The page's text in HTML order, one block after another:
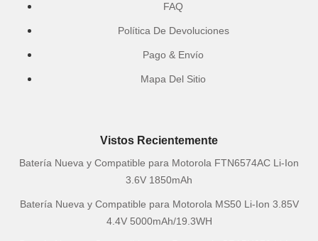
FAQ
Política De Devoluciones
Pago & Envío
Mapa Del Sitio
Vistos Recientemente
Batería Nueva y Compatible para Motorola FTN6574AC Li-Ion
3.6V 1850mAh
Batería Nueva y Compatible para Motorola MS50 Li-Ion 3.85V
4.4V 5000mAh/19.3WH